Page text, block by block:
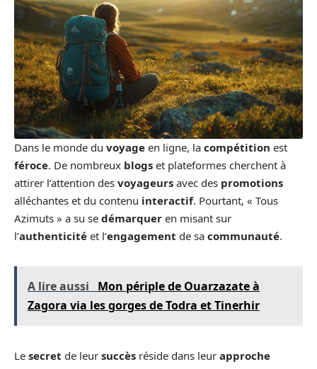
Dans le monde du voyage en ligne, la compétition est
féroce. De nombreux blogs et plateformes cherchent à
attirer l’attention des voyageurs avec des promotions
alléchantes et du contenu interactif. Pourtant, « Tous
Azimuts » a su se démarquer en misant sur
l’authenticité et l’engagement de sa communauté.
A lire aussi
Mon périple de Ouarzazate à
Zagora via les gorges de Todra et Tinerhir
Le secret de leur succès réside dans leur approche